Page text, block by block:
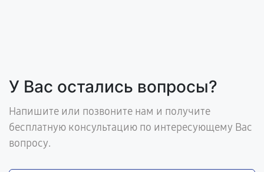
У Вас остались вопросы?
Напишите или позвоните нам и получите
бесплатную консультацию по интересующему Вас
вопросу.